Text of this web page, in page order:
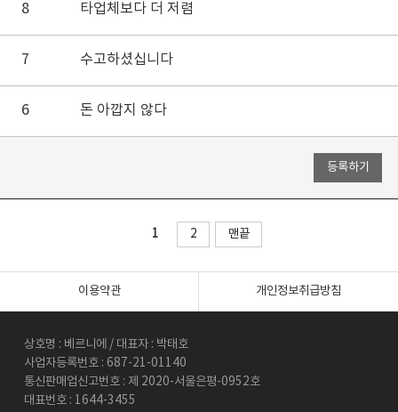
8 타업체보다 더 저렴
7 수고하셨십니다
6 돈 아깝지 않다
1 2 맨끝
이용약관 개인정보취급방침
상호명 : 베르니에 / 대표자 : 박태호
사업자등록번호 : 687-21-01140
통신판매업신고번호 : 제 2020-서울은평-0952호
대표번호 : 1644-3455